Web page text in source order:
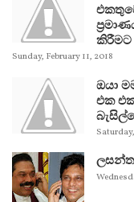
කිරීමට
Sunday, February 11, 2018
ඔයා
එක